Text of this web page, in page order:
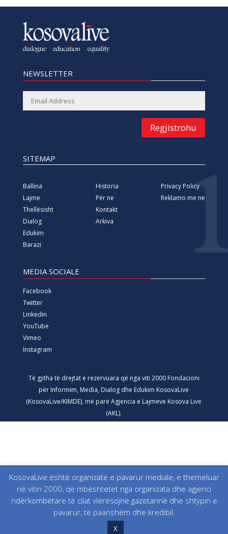
NEWSLETTER
Regjistrohu
SITEMAP
Ballina
Lajme
Thellësisht
Dialog
Edukim
Barazi
Historia
Për ne
Kontakt
Arkiva
Privacy Policy
Reklamo me ne
MEDIA SOCIALE
Facebook
Twitter
Linkedin
YouTube
Vimeo
Instagram
Të gjitha të drejtat e rezervuara që nga viti 2000 Fondacioni
për Informim, Media, Dialog dhe Edukim KosovaLive
(KosovaLive/KIMDE), më parë Agjencia e Lajmeve Kosova Live
(AKL).
KosovaLive është organizatë e pavarur mediale, e themeluar
në vitin 2000, që mbështetet nga organizata dhe agjenci
ndërkombëtare të cilat vlerësojnë gazetarinë dhe shtypin e
pavarur, të paanshëm dhe kredibil.
X